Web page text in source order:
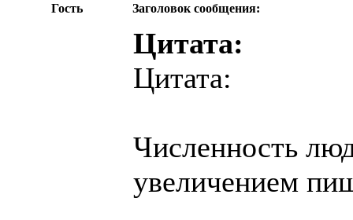
Гость
Заголовок сообщения:
Цитата:
Цитата:
Численность
увеличением